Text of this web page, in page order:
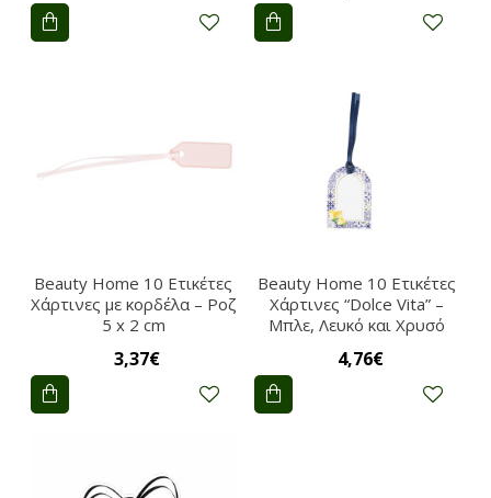
Beauty Home 10 Ετικέτες
Χάρτινες με κορδέλα – Ροζ
5 x 2 cm
3,37€
Beauty Home 10 Ετικέτες
Χάρτινες “Dolce Vita” –
Μπλε, Λευκό και Χρυσό
4,76€